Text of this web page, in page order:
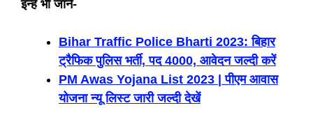
इन्हें भी जाने-
Bihar Traffic Police Bharti 2023: बिहार
ट्रैफिक पुलिस भर्ती, पद 4000, आवेदन जल्दी करें
PM Awas Yojana List 2023 | पीएम आवास
योजना न्यू लिस्ट जारी जल्दी देखें